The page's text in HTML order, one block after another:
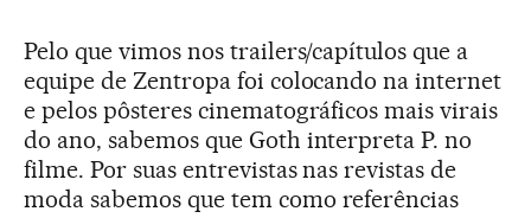
Pelo que vimos nos trailers/capítulos que a
equipe de Zentropa foi colocando na internet
e pelos pôsteres cinematográficos mais virais
do ano, sabemos que Goth interpreta P. no
filme. Por suas entrevistas nas revistas de
moda sabemos que tem como referências